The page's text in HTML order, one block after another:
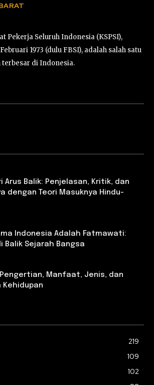
Pekerja Seluruh Indonesia (KSPSI),
1973 (dulu FBSI), adalah salah satu
di Indonesia.
Arus Balik: Penjelasan, Kritik, dan
dengan Teori Masuknya Hindu-
Indonesia Adalah Fatmawati:
Balik Sejarah Bangsa
Manfaat, Jenis, dan
Kehidupan
219
109
102